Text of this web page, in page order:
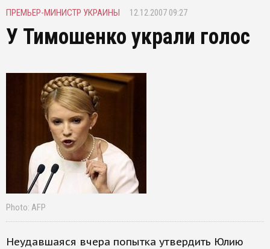
ПРЕМЬЕР-МИНИСТР УКРАИНЫ 12.12.2007 09:27
У Тимошенко украли голос
Photo: AFP
Неудавшаяся вчера попытка утвердить Юлию